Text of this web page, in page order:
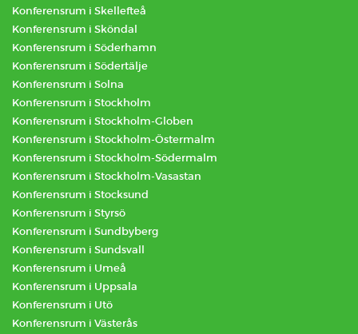
Konferensrum i Skellefteå
Konferensrum i Sköndal
Konferensrum i Söderhamn
Konferensrum i Södertälje
Konferensrum i Solna
Konferensrum i Stockholm
Konferensrum i Stockholm-Globen
Konferensrum i Stockholm-Östermalm
Konferensrum i Stockholm-Södermalm
Konferensrum i Stockholm-Vasastan
Konferensrum i Stocksund
Konferensrum i Styrsö
Konferensrum i Sundbyberg
Konferensrum i Sundsvall
Konferensrum i Umeå
Konferensrum i Uppsala
Konferensrum i Utö
Konferensrum i Västerås